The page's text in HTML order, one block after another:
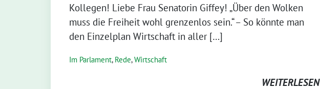
Kollegen! Liebe Frau Senatorin Giffey! „Über den Wolken
muss die Freiheit wohl grenzenlos sein.“ – So könnte man
den Einzelplan Wirtschaft in aller […]
Im Parlament, Rede,Wirtschaft
WEITERLESEN